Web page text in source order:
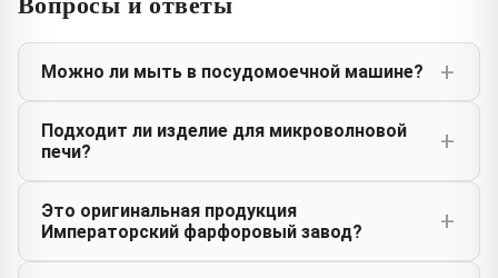
Можно ли мыть в посудомоечной машине?
Подходит ли изделие для микроволновой
печи?
Это оригинальная продукция
Императорский фарфоровый завод?